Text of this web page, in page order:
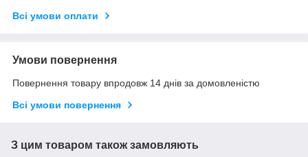
Всі умови оплати
Умови повернення
Повернення товару впродовж 14 днів за домовленістю
Всі умови повернення
З цим товаром також замовляють